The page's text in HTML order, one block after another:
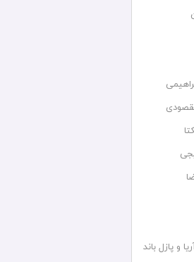
و پازل باند